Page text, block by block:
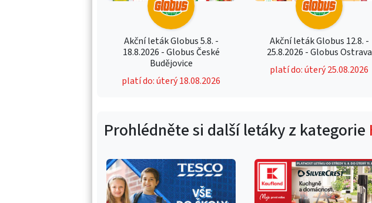
Akční leták Globus 5.8. -
18.8.2026 - Globus České
Budějovice
platí do: úterý 18.08.2026
Akční leták Globus 12.8. -
25.8.2026 - Globus Ostrava
platí do: úterý 25.08.2026
Prohlédněte si další letáky z kategorie